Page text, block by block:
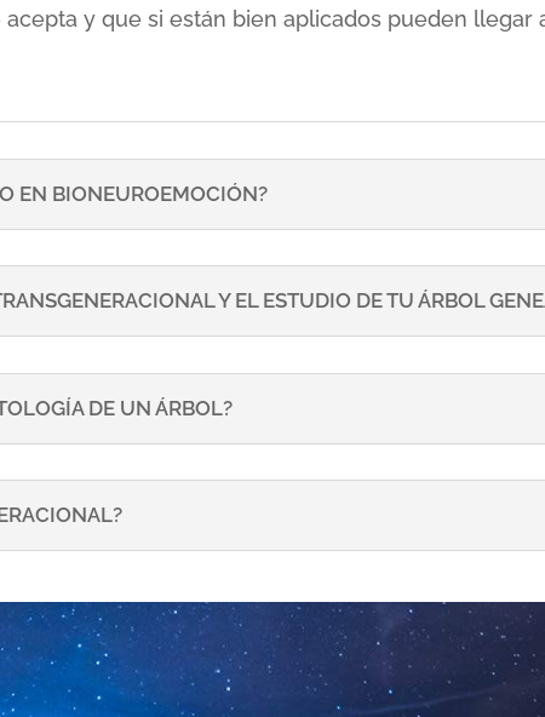
y que si están bien aplicados pueden llegar
EN BIONEUROEMOCIÓN?
Y EL ESTUDIO DE TU ÁRBOL
DE UN ÁRBOL?